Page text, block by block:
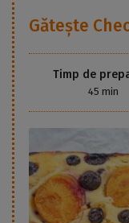
Gătește
Timp de
45 min